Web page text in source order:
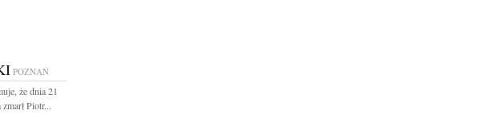
POZNAŃ
że dnia 21
Piotr...